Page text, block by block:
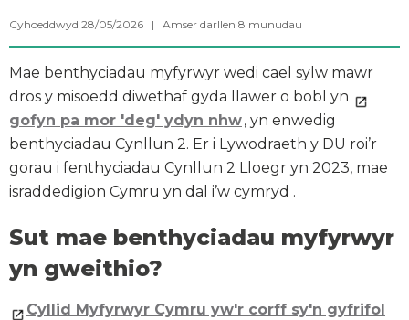
Cyhoeddwyd 28/05/2026 | Amser darllen 8 munudau
Mae benthyciadau myfyrwyr wedi cael sylw mawr
dros y misoedd diwethaf gyda llawer o bobl yn
gofyn pa mor 'deg' ydyn nhw, yn enwedig
benthyciadau Cynllun 2. Er i Lywodraeth y DU roi’r
gorau i fenthyciadau Cynllun 2 Lloegr yn 2023, mae
israddedigion Cymru yn dal i’w cymryd .
Sut mae benthyciadau myfyrwyr
yn gweithio?
Cyllid Myfyrwyr Cymru yw'r corff sy'n gyfrifol